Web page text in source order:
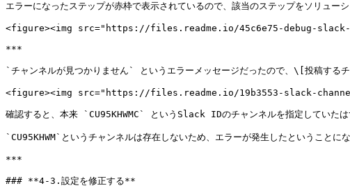
エラーになったステップが赤枠で表示されているので、該当のステップをソリュー
<figure><img src="https://files.readme.io/45c6e75-debug-
***
`チャンネルが見つかりません` というエラーメッセージだったので、\[投稿する
<figure><img src="https://files.readme.io/19b3553-slack-
確認すると、本来 `CU95KHWMC` というSlack IDのチャンネルを指定していたは
`CU95KHWM`というチャンネルは存在しないため、エラーが発生したということにな
***
### **4-3.設定を修正する**